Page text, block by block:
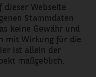
dieser Webseite
Stammdaten
keine Gewähr und
mit Wirkung für die
ist allein der
maßgeblich.